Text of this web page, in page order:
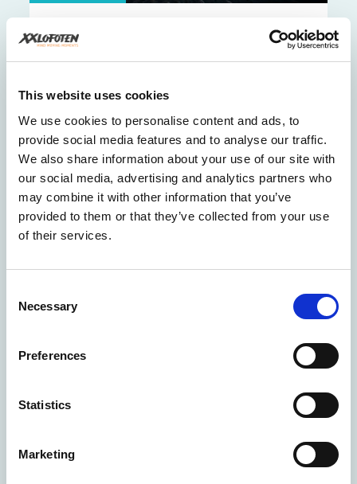
This website uses cookies
We use cookies to personalise content and ads, to
provide social media features and to analyse our traffic.
We also share information about your use of our site with
our social media, advertising and analytics partners who
may combine it with other information that you’ve
provided to them or that they’ve collected from your use
of their services.
Selection
Necessary
Preferences
Statistics
Marketing
10+ Lett 6t
BESTILL NÅ